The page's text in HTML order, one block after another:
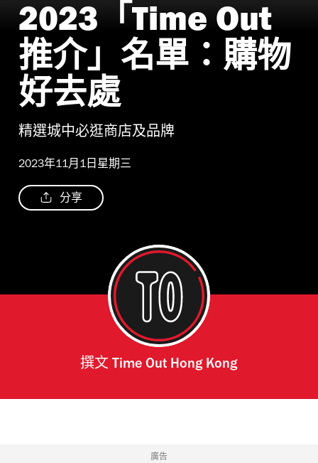
Photograph: Cara Hung
2023「Time Out
推介」名單：購物
好去處
精選城中必逛商店及品牌
2023年11月1日星期三
分享
撰文 Time Out Hong Kong
廣告